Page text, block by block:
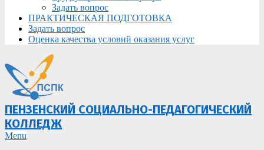
Задать вопрос
ПРАКТИЧЕСКАЯ ПОДГОТОВКА
Задать вопрос
Оценка качества условий оказания услуг
ПЕНЗЕНСКИЙ СОЦИАЛЬНО-ПЕДАГОГИЧЕСКИЙ
КОЛЛЕДЖ
Primary
Menu